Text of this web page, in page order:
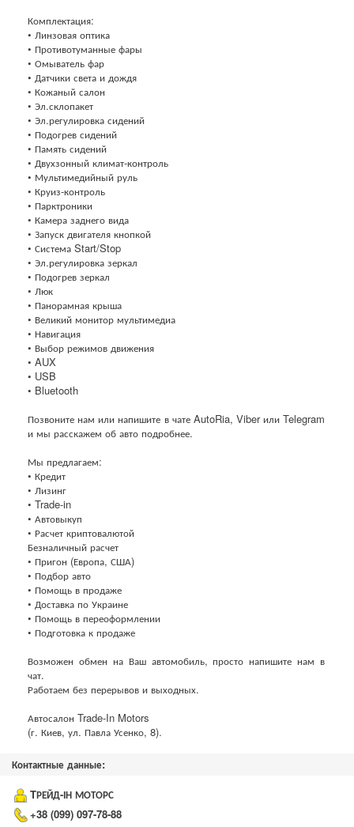
Комплектация:
• Линзовая оптика
• Противотуманные фары
• Омыватель фар
• Датчики света и дождя
• Кожаный салон
• Эл.склопакет
• Эл.регулировка сидений
• Подогрев сидений
• Память сидений
• Двухзонный климат-контроль
• Мультимедийный руль
• Круиз-контроль
• Парктроники
• Камера заднего вида
• Запуск двигателя кнопкой
• Система Start/Stop
• Эл.регулировка зеркал
• Подогрев зеркал
• Люк
• Панорамная крыша
• Великий монитор мультимедиа
• Навигация
• Выбор режимов движения
• AUX
• USB
• Bluetooth
Позвоните нам или напишите в чате AutoRia, Viber или Telegram
и мы расскажем об авто подробнее.
Мы предлагаем:
• Кредит
• Лизинг
• Trade-in
• Автовыкуп
• Расчет криптовалютой
Безналичный расчет
• Пригон (Европа, США)
• Подбор авто
• Помощь в продаже
• Доставка по Украине
• Помощь в переоформлении
• Подготовка к продаже
Возможен обмен на Ваш автомобиль, просто напишите нам в
чат.
Работаем без перерывов и выходных.
Автосалон Trade-In Motors
(г. Киев, ул. Павла Усенко, 8).
Контактные данные:
TРЕЙД-ІН МОТОРС
+38 (099) 097-78-88